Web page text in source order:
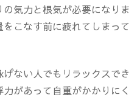
気力と根気が必要になりま
こなす前に疲れてしまって
ない人でもリラックスでき
があって自重がかかりにく